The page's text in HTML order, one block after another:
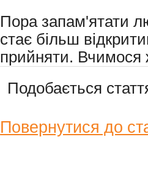
Пора запам'ятати
стає більш
прийняти. Вчимося
Подобається
Повернутися до